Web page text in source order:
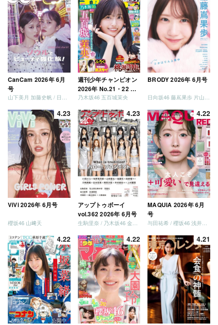
CanCam 2026年 6月
号
週刊少年チャンピオン
2026年 No.21・22 合
併号
乃木坂46 五百城茉央
BRODY 2026年 6月号
4.23
ViVi 2026年 6月号
櫻坂46 山﨑天
4.23
アップトゥボーイ
vol.362 2026年 6月号
4.22
MAQUIA 2026年 6月
号
4.22 4.22 4.21